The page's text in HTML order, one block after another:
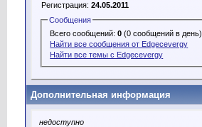
Регистрация: 24.05.2011
Сообщения
Всего сообщений:0 (0 сообщений в день)
Найти все сообщения от Edgecevergy
Найти все темы с Edgecevergy
Дополнительная информация
недоступно